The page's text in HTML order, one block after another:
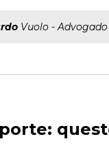
Vuolo -